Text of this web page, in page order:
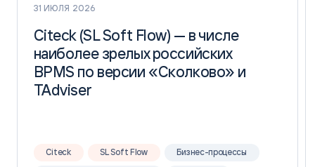
31 ИЮЛЯ 2026
Citeck (SL Soft Flow) — в числе
наиболее зрелых российских
BPMS по версии «Сколково» и
TAdviser
Citeck (SL Soft Flow) — в числе
наиболее зрелых российских
BPMS по версии «Сколково» и
TAdviser
Citeck SL Soft Flow Бизнес-процессы